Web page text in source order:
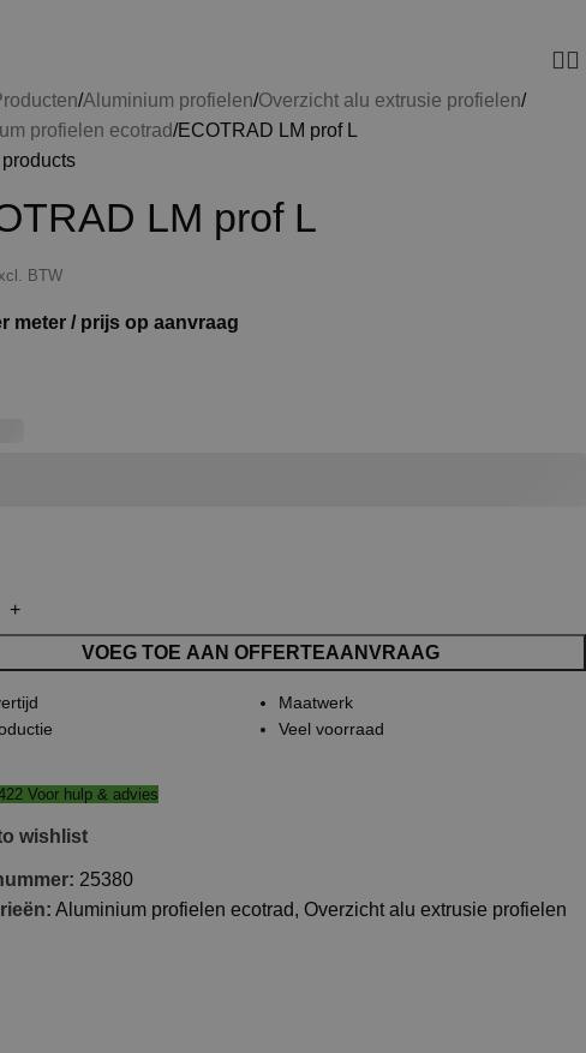
Aluminium profielen Overzicht alu extrusie profielen
profielen ecotrad ECOTRAD LM prof L
LM prof L
BTW
meter / prijs op aanvraag
VOEG TOE AAN OFFERTEAANVRAAG
Maatwerk
Veel voorraad
Voor hulp & advies
wishlist
25380
Aluminium profielen ecotrad, Overzicht alu extrusie profielen